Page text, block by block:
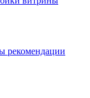
рекомендации